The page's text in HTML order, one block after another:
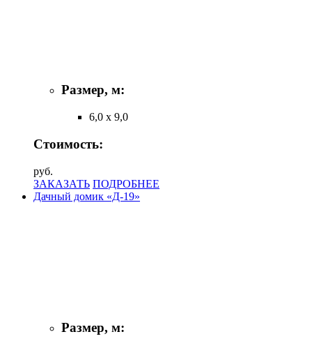
Размер, м:
6,0 х 9,0
Стоимость:
руб.
ЗАКАЗАТЬ ПОДРОБНЕЕ
Дачный домик «Д-19»
Размер, м: